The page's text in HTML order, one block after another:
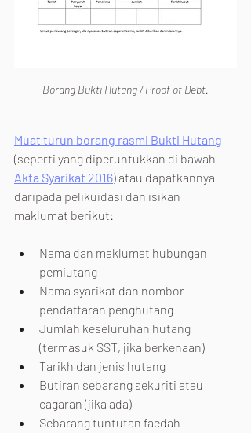
Borang Bukti Hutang / Proof of Debt.
Muat turun borang rasmi Bukti Hutang
(seperti yang diperuntukkan di bawah
Akta Syarikat 2016) atau dapatkannya
daripada pelikuidasi dan isikan
maklumat berikut:
Nama dan maklumat hubungan
pemiutang
Nama syarikat dan nombor
pendaftaran penghutang
Jumlah keseluruhan hutang
(termasuk SST, jika berkenaan)
Tarikh dan jenis hutang
Butiran sebarang sekuriti atau
cagaran (jika ada)
Sebarang tuntutan faedah